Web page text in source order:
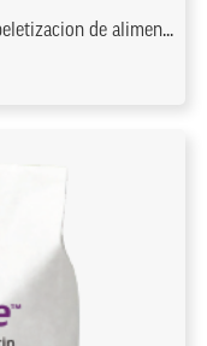
de alimen...